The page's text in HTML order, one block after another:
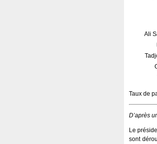
Ali
Taux de
D’après
Le
sont